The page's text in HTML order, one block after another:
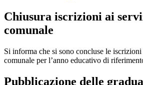
Chiusura iscrizioni ai
comunale
Si informa che si sono concluse le
comunale per l’anno educativo di
Pubblicazione delle